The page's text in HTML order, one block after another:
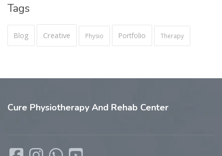
Tags
Blog Creative Physio Portfolio Therapy
Cure Physiotherapy And Rehab Center